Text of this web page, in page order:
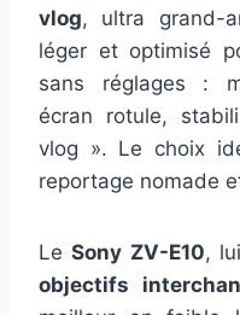
vlog, ultra grand-
léger et optimisé
sans réglages :
écran rotule,
vlog ». Le choix
reportage nomade
LeSony ZV-E10,
objectifs